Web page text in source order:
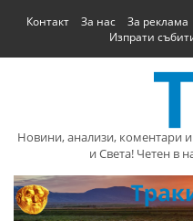
Контакт За нас За реклама
Изпрати
Новини, анализи, коментари
и Света! Четен в